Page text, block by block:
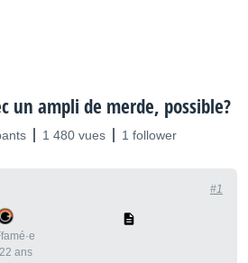
un ampli de merde, possible?
1 480 vues 1 follower
ans
#1